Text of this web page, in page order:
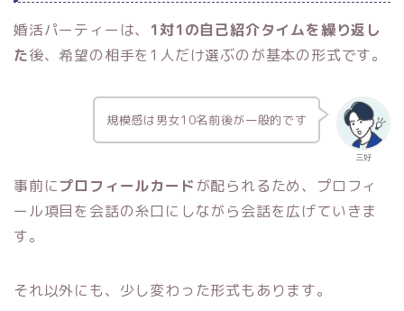
婚活パーティーは、 1対1の自己紹介タイムを繰り返し
た後、希望の相手を1人だけ選ぶのが基本の形式です。
三好
規模感は男女10名前後が一般的です
事前にプロフィールカード が配られるため、プロフィ
ール項目を会話の糸口にしながら会話を広げていきま
す。
それ以外にも、少し変わった形式もあります。